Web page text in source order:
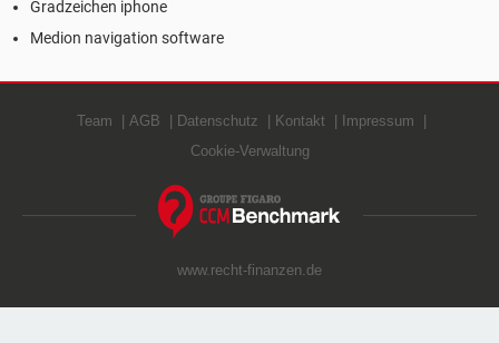
Gradzeichen iphone
Medion navigation software
Team AGB Datenschutz Kontakt
Impressum
Cookie-Verwaltung
www.recht-finanzen.de